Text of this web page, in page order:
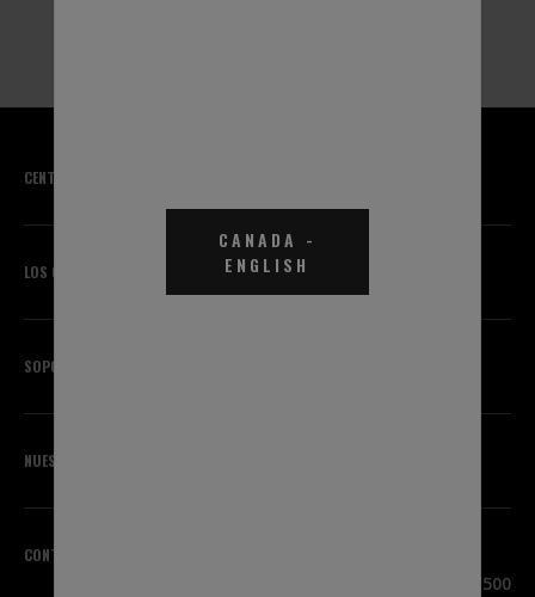
CANADA -
ENGLISH
CENTRO DE CONOCIMIENTO
LOS QUE SABEN DEL TEMA
SOPORTE
NUESTRAS MARCAS
CONTÁCTENOS
3100 Sanders Road, Suite 500